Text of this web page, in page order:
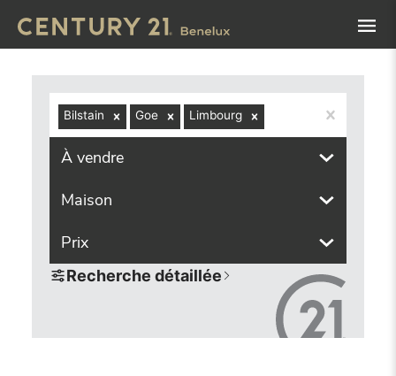
Bilstain Goe Limbourg
À vendre
Maison
Prix
Recherche détaillée